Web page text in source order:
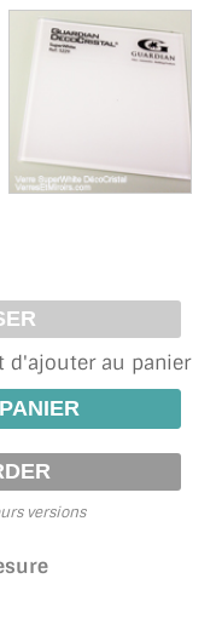
d'ajouter au panier
versions